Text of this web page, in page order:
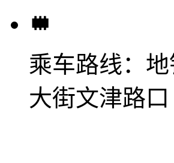
乘车路线：
大街文津路口